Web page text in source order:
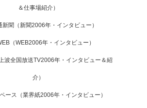
＆仕事場紹介）
新聞（新聞2006年・インタビュー）
（WEB2006年・インタビュー）
波全国放送TV2006年・インタビュー＆紹
介）
ース（業界紙2006年・インタビュー）